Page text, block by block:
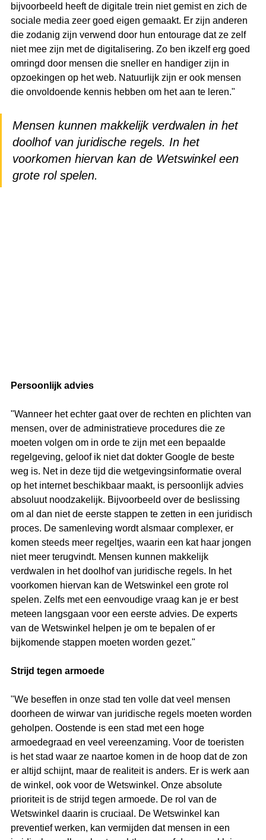
bijvoorbeeld heeft de digitale trein niet gemist en zich de
sociale media zeer goed eigen gemaakt. Er zijn anderen
die zodanig zijn verwend door hun entourage dat ze zelf
niet mee zijn met de digitalisering. Zo ben ikzelf erg goed
omringd door mensen die sneller en handiger zijn in
opzoekingen op het web. Natuurlijk zijn er ook mensen
die onvoldoende kennis hebben om het aan te leren."
Mensen kunnen makkelijk verdwalen in het
doolhof van juridische regels. In het
voorkomen hiervan kan de Wetswinkel een
grote rol spelen.
Persoonlijk advies
"Wanneer het echter gaat over de rechten en plichten van
mensen, over de administratieve procedures die ze
moeten volgen om in orde te zijn met een bepaalde
regelgeving, geloof ik niet dat dokter Google de beste
weg is. Net in deze tijd die wetgevingsinformatie overal
op het internet beschikbaar maakt, is persoonlijk advies
absoluut noodzakelijk. Bijvoorbeeld over de beslissing
om al dan niet de eerste stappen te zetten in een juridisch
proces. De samenleving wordt alsmaar complexer, er
komen steeds meer regeltjes, waarin een kat haar jongen
niet meer terugvindt. Mensen kunnen makkelijk
verdwalen in het doolhof van juridische regels. In het
voorkomen hiervan kan de Wetswinkel een grote rol
spelen. Zelfs met een eenvoudige vraag kan je er best
meteen langsgaan voor een eerste advies. De experts
van de Wetswinkel helpen je om te bepalen of er
bijkomende stappen moeten worden gezet."
Strijd tegen armoede
"We beseffen in onze stad ten volle dat veel mensen
doorheen de wirwar van juridische regels moeten worden
geholpen. Oostende is een stad met een hoge
armoedegraad en veel vereenzaming. Voor de toeristen
is het stad waar ze naartoe komen in de hoop dat de zon
er altijd schijnt, maar de realiteit is anders. Er is werk aan
de winkel, ook voor de Wetswinkel. Onze absolute
prioriteit is de strijd tegen armoede. De rol van de
Wetswinkel daarin is cruciaal. De Wetswinkel kan
preventief werken, kan vermijden dat mensen in een